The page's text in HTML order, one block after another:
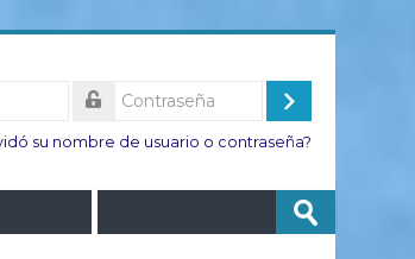
Acceder
su nombre de usuario o contraseña?
Enviar